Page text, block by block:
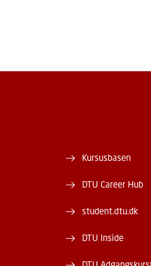
Kursusbasen
DTU Career Hub
student.dtu.dk
DTU Inside